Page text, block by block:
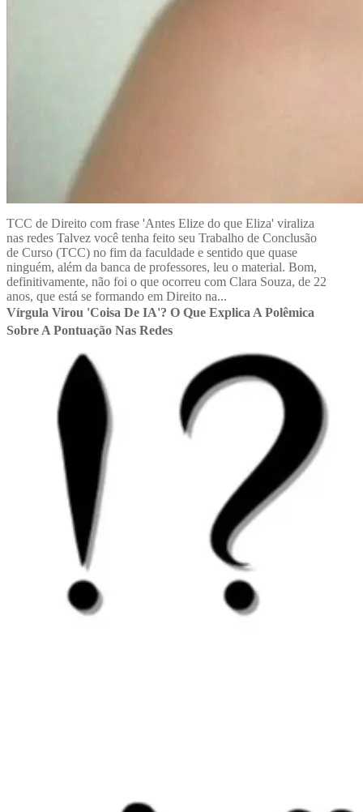
TCC de Direito com frase 'Antes Elize do que Eliza' viraliza
nas redes Talvez você tenha feito seu Trabalho de Conclusão
de Curso (TCC) no fim da faculdade e sentido que quase
ninguém, além da banca de professores, leu o material. Bom,
definitivamente, não foi o que ocorreu com Clara Souza, de 22
anos, que está se formando em Direito na...
Vírgula Virou 'coisa De IA'? O Que Explica A Polêmica
Sobre A Pontuação Nas Redes